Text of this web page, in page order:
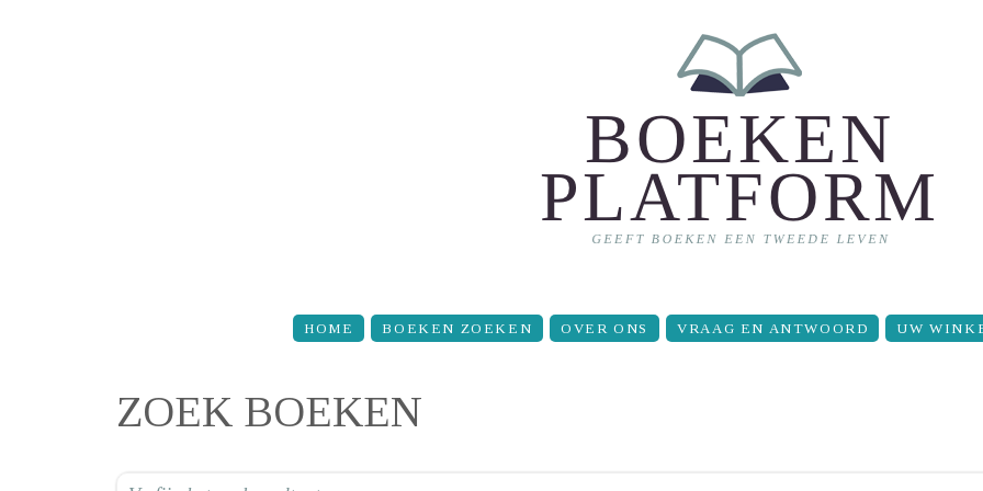
HOME BOEKEN ZOEKEN OVER ONS VRAAG EN ANTWOORD UW
ZOEK BOEKEN